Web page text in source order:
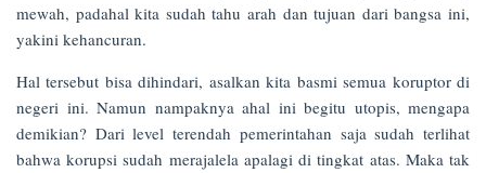
mewah, padahal kita sudah tahu arah dan tujuan dari bangsa ini,
yakini kehancuran.
Hal tersebut bisa dihindari, asalkan kita basmi semua koruptor di
negeri ini. Namun nampaknya ahal ini begitu utopis, mengapa
demikian? Dari level terendah pemerintahan saja sudah terlihat
bahwa korupsi sudah merajalela apalagi di tingkat atas. Maka tak